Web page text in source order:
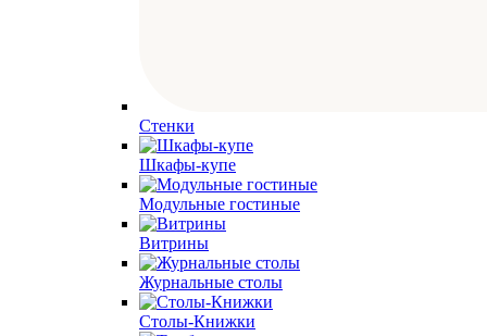
Стенки
Шкафы-купе
Модульные гостиные
Витрины
Журнальные столы
Столы-Книжки